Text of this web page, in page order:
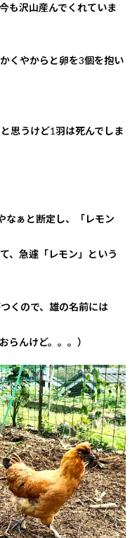
も沢山産んでくれていま
くやからと卵を3個を抱い
思うけど1羽は死んでしま
なぁと断定し、「レモン
、急遽「レモン」という
くので、雄の名前には
らんけど。。。）